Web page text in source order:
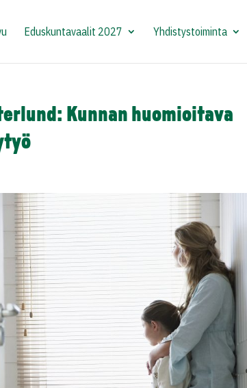
Eduskuntavaalit 2027 Yhdistystoiminta
Kunnan huomioitava